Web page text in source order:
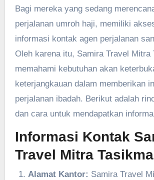
Bagi mereka yang sedang
perjalanan umroh haji, memiliki
informasi kontak agen perjalanan
Oleh karena itu, Samira Travel Mitra
memahami kebutuhan akan
keterjangkauan dalam memberikan
perjalanan ibadah. Berikut adalah
dan cara untuk mendapatkan
Informasi Kontak
Travel Mitra
Alamat Kantor: Samira Travel